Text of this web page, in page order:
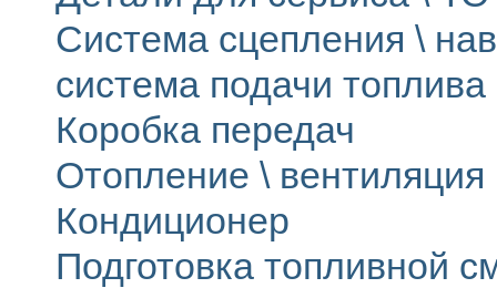
Система сцепления \
система подачи топлива
Коробка передач
Отопление \ вентиляция
Кондиционер
Подготовка топливной